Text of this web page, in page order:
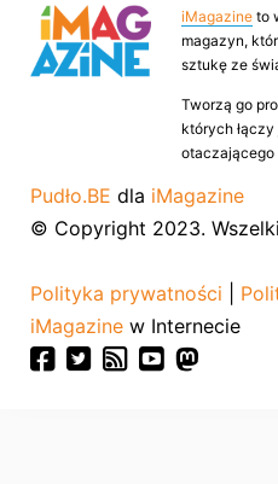
iMagazine to
magazyn,
sztukę ze
Tworzą go
których łączy
otaczającego
Pudło.BE dla iMagazine
© Copyright 2023.
Polityka prywatności
iMagazine w Internecie